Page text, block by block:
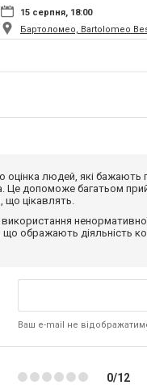
15 серпня, 18:00
Бартоломео, Bartolomeo
оцінка людей, які
Це допоможе багатьом
що цікавлять.
використання
що ображають діяльність
Ваш e-mail не
0/12